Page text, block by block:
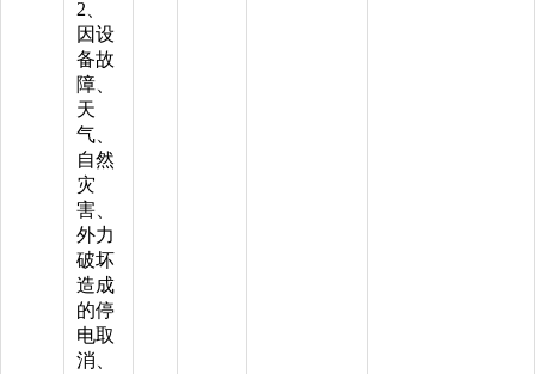
2、
因设
备故
障、
天
气、
自然
灾
害、
外力
破坏
造成
的停
电取
消、